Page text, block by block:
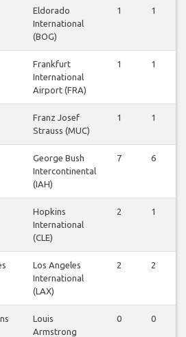
Eldorado
International
(BOG)
1 1
Frankfurt
International
Airport (FRA)
1 1
Franz Josef
Strauss (MUC)
1 1
George Bush
Intercontinental
(IAH)
7 6
Hopkins
International
(CLE)
2 1
Los Angeles
International
(LAX)
2 2
Louis
Armstrong
0 0